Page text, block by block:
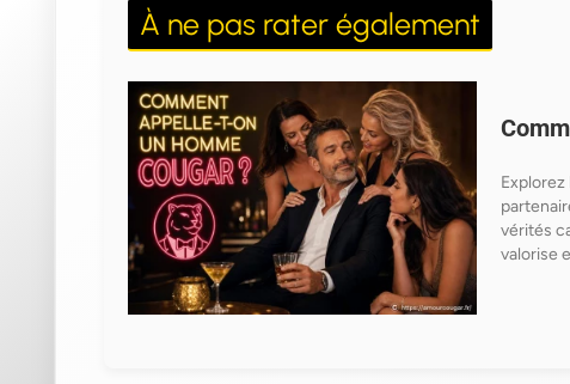
À ne pas rater également
vérités
valorise